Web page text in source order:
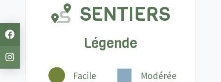
SENTIERS
Légende
Facile Modérée